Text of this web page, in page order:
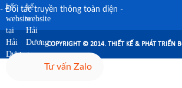
- Đối tác truyền thông toàn diện -
Tư vấn Zalo
COPYRIGHT © 2014. THIẾT KẾ & PHÁT TRIỂN